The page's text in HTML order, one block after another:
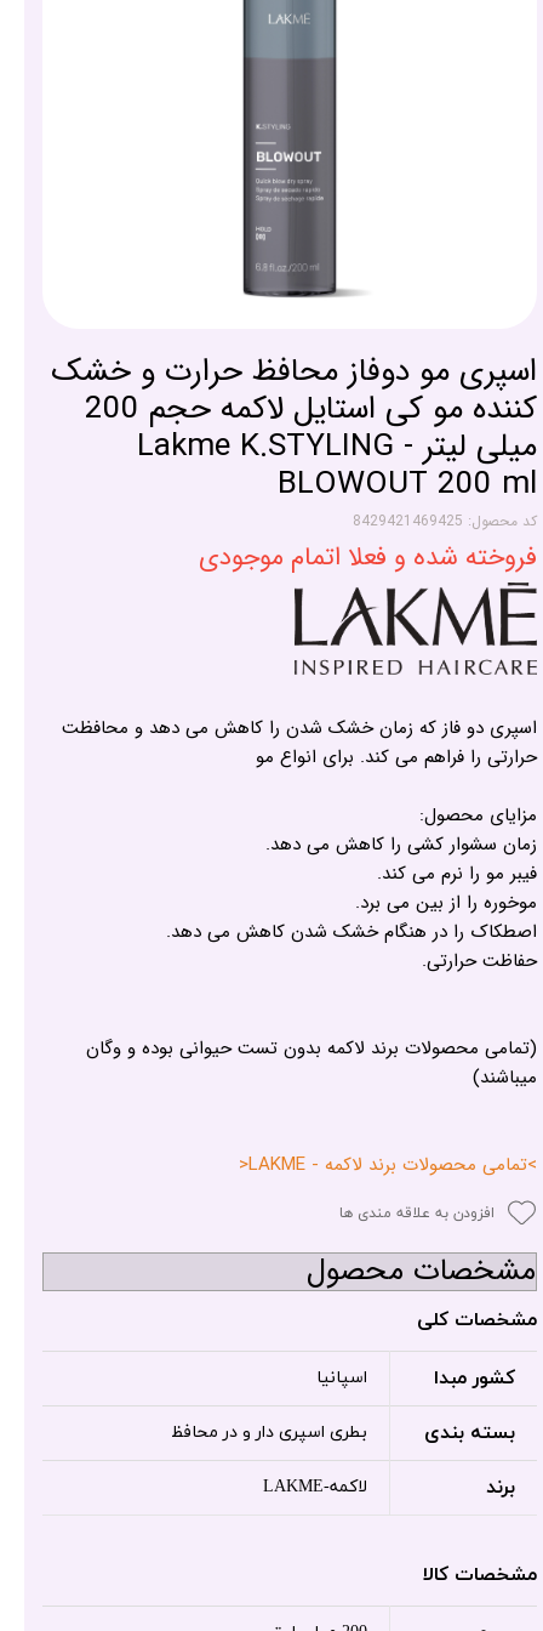
اسپری مو دوفاز محافظ حرارت و خشک
کننده مو کی استایل لاکمه حجم 200
میلی لیتر - Lakme K.STYLING
BLOWOUT 200 ml
کد محصول: 8429421469425
فروخته شده و فعلا اتمام موجودی
اسپری دو فاز که زمان خشک شدن را کاهش می دهد و محافظت
حرارتی را فراهم می کند. برای انواع مو
مزایای محصول:
زمان سشوار کشی را کاهش می دهد.
فیبر مو را نرم می کند.
موخوره را از بین می برد.
اصطکاک را در هنگام خشک شدن کاهش می دهد.
حفاظت حرارتی.
(تمامی محصولات برند لاکمه بدون تست حیوانی بوده و وگان
میباشند)
>تمامی محصولات برند لاکمه - LAKME<
افزودن به علاقه مندی ها
مشخصات محصول
مشخصات کلی
کشور مبدا اسپانیا
بسته بندی بطری اسپری دار و در محافظ
برند لاکمه-LAKME
مشخصات کالا